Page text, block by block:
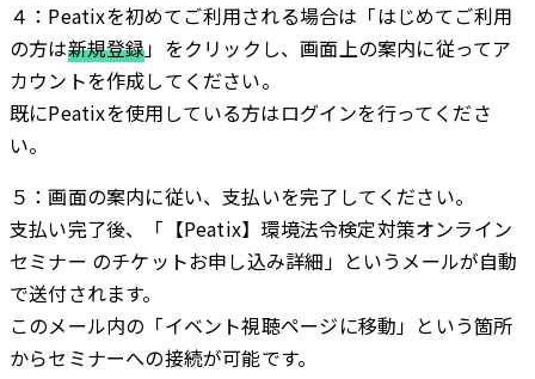
４：Peatixを初めてご利用される場合は「はじめてご利用
の方は新規登録」をクリックし、画面上の案内に従ってア
カウントを作成してください。
既にPeatixを使用している方はログインを行ってくださ
い。
５：画面の案内に従い、支払いを完了してください。
支払い完了後、「【Peatix】環境法令検定対策オンライン
セミナー のチケットお申し込み詳細」というメールが自動
で送付されます。
このメール内の「イベント視聴ページに移動」という箇所
からセミナーへの接続が可能です。